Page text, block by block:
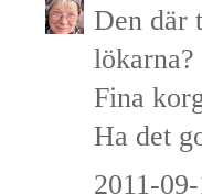
Den där
lökarna?
Fina
Ha det
2011-